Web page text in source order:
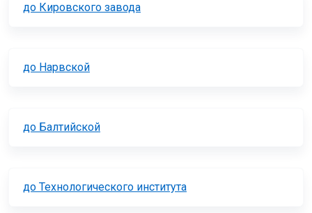
до Кировского завода
до Нарвской
до Балтийской
до Технологического института